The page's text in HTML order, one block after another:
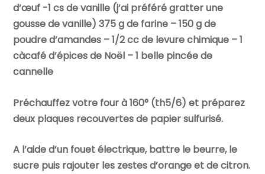
d’œuf -1 cs de vanille (j’ai préféré gratter une
gousse de vanille) 375 g de farine – 150 g de
poudre d’amandes – 1/2 cc de levure chimique – 1
càcafé d’épices de Noël – 1 belle pincée de
cannelle
Préchauffez votre four à 160° (th5/6) et préparez
deux plaques recouvertes de papier sulfurisé.
A l’aide d’un fouet électrique, battre le beurre, le
sucre puis rajouter les zestes d’orange et de citron.